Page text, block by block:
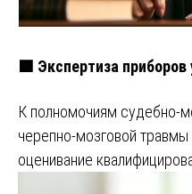
🟩 Экспертиза приборов
К полномочиям судебно-
черепно-мозговой
оценивание